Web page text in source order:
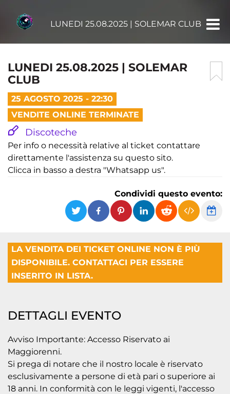
LUNEDI 25.08.2025 | SOLEMAR CLUB
LUNEDI 25.08.2025 | SOLEMAR
CLUB
25 AGOSTO 2025 - 22:30
VENDITE ONLINE TERMINATE
Discoteche
Per info o necessità relative al ticket contattare
direttamente l'assistenza su questo sito.
Clicca in basso a destra "Whatsapp us".
Condividi questo evento:
LA VENDITA DEI TICKET ONLINE NON È PIÙ
DISPONIBILE. CONTATTACI PER ESSERE
INSERITO IN LISTA.
DETTAGLI EVENTO
Avviso Importante: Accesso Riservato ai
Maggiorenni.
Si prega di notare che il nostro locale è riservato
esclusivamente a persone di età pari o superiore ai
18 anni. In conformità con le leggi vigenti, l'accesso